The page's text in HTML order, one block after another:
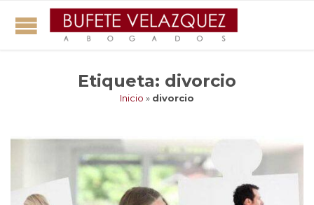
Etiqueta: divorcio
Inicio » divorcio